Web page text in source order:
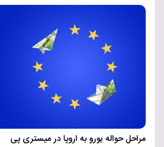
مراحل حواله یورو به اروپا در میستری پی